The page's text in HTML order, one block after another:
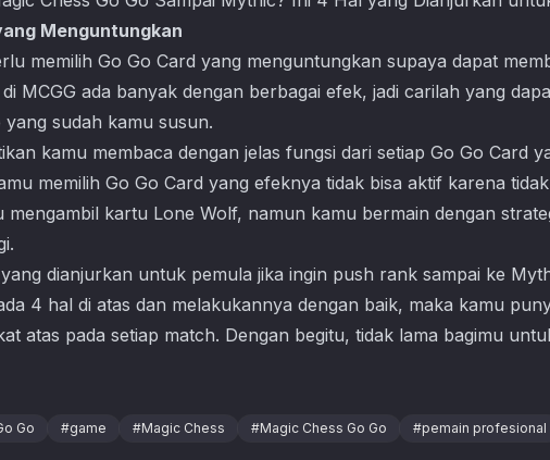
Menguntungkan
memilih Go Go Card yang menguntungkan supaya dapat
MCGG ada banyak dengan berbagai efek, jadi carilah yang
sudah kamu susun.
kamu membaca dengan jelas fungsi dari setiap Go Go Card
memilih Go Go Card yang efeknya tidak bisa aktif karena
mengambil kartu Lone Wolf, namun kamu bermain dengan
dianjurkan untuk pemula jika ingin push rank sampai ke
4 hal di atas dan melakukannya dengan baik, maka kamu
atas pada setiap match. Dengan begitu, tidak lama bagimu
Go #game #Magic Chess #Magic Chess Go Go #pemain profesional